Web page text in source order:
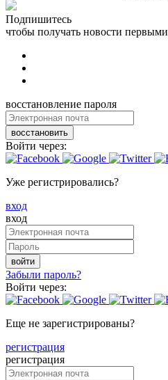
Подпишитесь
чтобы получать новости первыми
восстановление пароля
восстановить
Войти через:
Уже регистрировались?
вход
вход
войти
Забыли пароль?
Войти через:
Еще не зарегистрированы?
регистрация
регистрация